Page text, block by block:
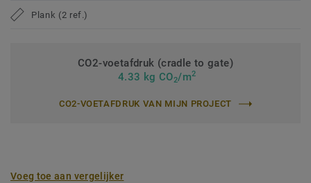
Plank (2 ref.)
CO2-voetafdruk (cradle to gate)
4.33 kg CO2/m2
CO2-VOETAFDRUK VAN MIJN PROJECT
Voeg toe aan vergelijker